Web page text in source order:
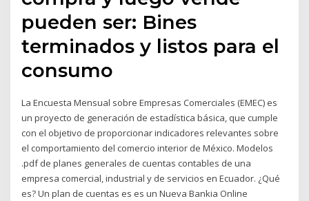
pueden ser: Bines
terminados y listos para el
consumo
La Encuesta Mensual sobre Empresas Comerciales (EMEC) es
un proyecto de generación de estadística básica, que cumple
con el objetivo de proporcionar indicadores relevantes sobre
el comportamiento del comercio interior de México. Modelos
.pdf de planes generales de cuentas contables de una
empresa comercial, industrial y de servicios en Ecuador. ¿Qué
es? Un plan de cuentas es es un Nueva Bankia Online